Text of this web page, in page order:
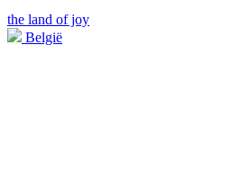
the land of joy
België